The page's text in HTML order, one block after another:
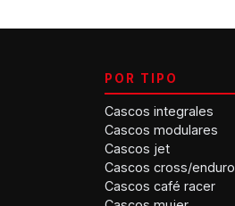
POR TIPO
Cascos integrales
Cascos modulares
Cascos jet
Cascos cross/enduro
Cascos café racer